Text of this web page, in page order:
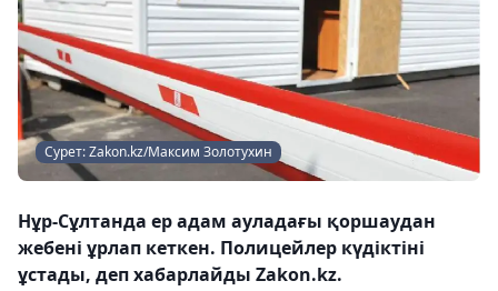
Сурет: Zakon.kz/Максим Золотухин
Нұр-Сұлтанда ер адам ауладағы қоршаудан
жебені ұрлап кеткен. Полицейлер күдіктіні
ұстады, деп хабарлайды Zakon.kz.